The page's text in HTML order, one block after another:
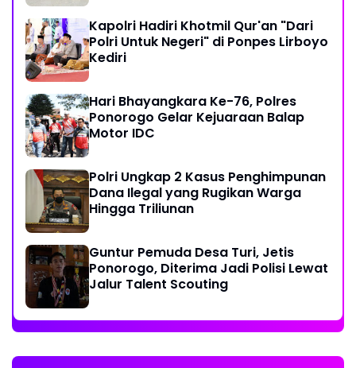
Kapolri Hadiri Khotmil Qur'an "Dari
Polri Untuk Negeri" di Ponpes Lirboyo
Kediri
Hari Bhayangkara Ke-76, Polres
Ponorogo Gelar Kejuaraan Balap
Motor IDC
Polri Ungkap 2 Kasus Penghimpunan
Dana Ilegal yang Rugikan Warga
Hingga Triliunan
Guntur Pemuda Desa Turi, Jetis
Ponorogo, Diterima Jadi Polisi Lewat
Jalur Talent Scouting